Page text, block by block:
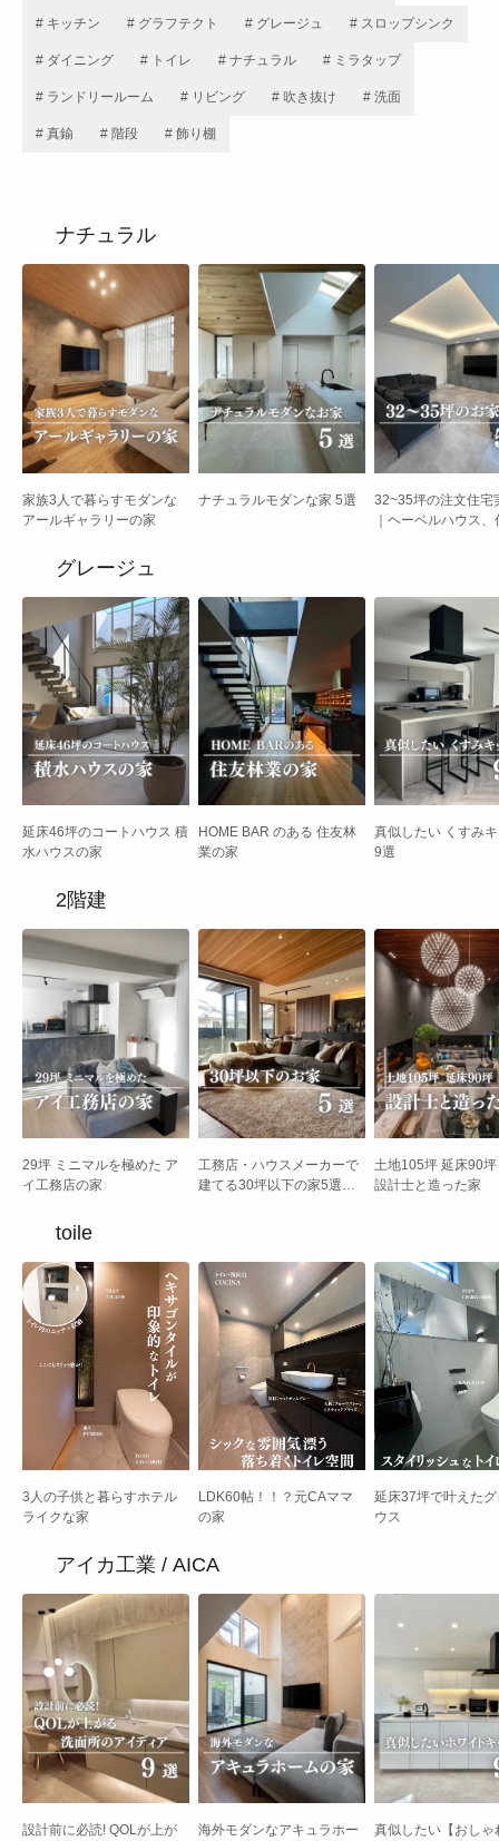
# キッチン # グラフテクト # グレージュ # スロップシンク
# ダイニング # トイレ # ナチュラル # ミラタップ
# ランドリールーム # リビング # 吹き抜け # 洗面
# 真鍮 # 階段 # 飾り棚
ナチュラル
家族3人で暮らすモダンな
アールギャラリーの家
ナチュラルモダンな家 5選
32~35坪の注文住宅
｜ヘーベルハウス、
グレージュ
延床46坪のコートハウス 積
水ハウスの家
HOME BAR のある 住友林
業の家
真似したい くすみ
9選
2階建
29坪 ミニマルを極めた ア
イ工務店の家
工務店・ハウスメーカーで
建てる30坪以下の家5選｜
土地105坪 延床90
設計士と造った家
toile
3人の子供と暮らすホテル
ライクな家
LDK60帖！！？元CAママ
の家
延床37坪で叶えた
ウス
アイカ工業 / AICA
設計前に必読! QOLが上が 海外モダンなアキュラホー 真似したい【おしゃ